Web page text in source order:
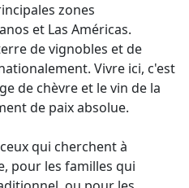
zones
et Las Américas.
de vignobles et de
Vivre ici, c'est
de chèvre et le vin de la
de paix absolue.
qui cherchent à
pour les familles qui